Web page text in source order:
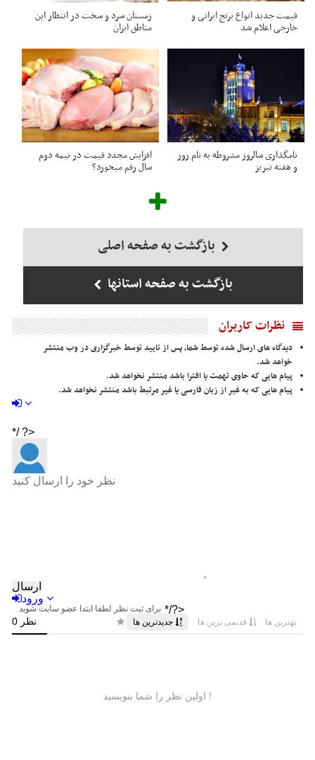
قیمت جدید انواع برنج ایرانی و
خارجی اعلام شد
زمستان سرد و سخت در انتظار این
مناطق ایران
نامگذاری سالروز مشروطه به نام روز
و هفته تبریز
افزایش مجدد قیمت در نیمه دوم
سال رقم میخورد؟
بازگشت به صفحه اصلی
بازگشت به صفحه استانها
نظرات کاربران
دیدگاه های ارسال شده توسط شما، پس از تایید توسط خبرگزاری در وب منتشر
خواهد شد.
پیام هایی که حاوی تهمت یا افترا باشد منتشر نخواهد شد.
پیام هایی که به غیر از زبان فارسی یا غیر مرتبط باشد منتشر نخواهد شد.